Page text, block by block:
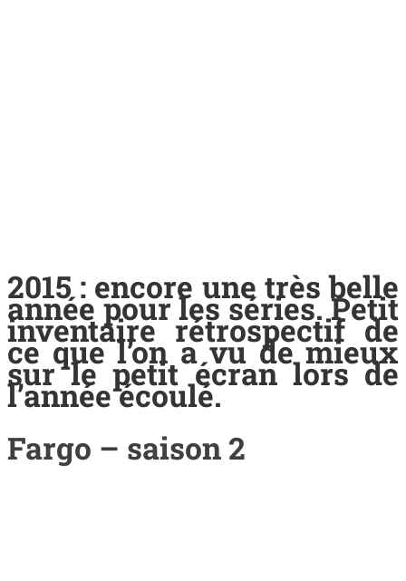
2015 : encore une très belle
année pour les séries. Petit
inventaire rétrospectif de
ce que l’on a vu de mieux
sur le petit écran lors de
l’année écoulé.
Fargo – saison 2